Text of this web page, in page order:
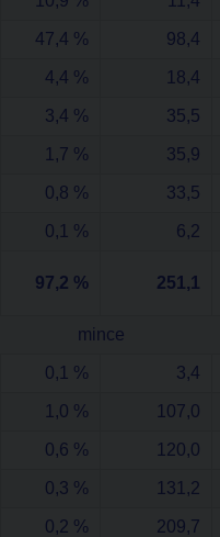
47,4 % 98,4
4,4 % 18,4
3,4 % 35,5
1,7 % 35,9
0,8 % 33,5
0,1 % 6,2
97,2 % 251,1
mince
0,1 % 3,4
1,0 % 107,0
0,6 % 120,0
0,3 % 131,2
0,2 % 209,7